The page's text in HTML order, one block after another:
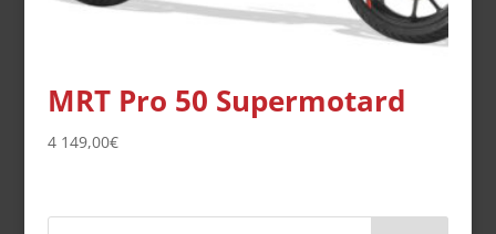
MRT Pro 50 Supermotard
4 149,00€